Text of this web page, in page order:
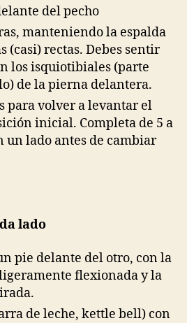
del pecho
manteniendo la espalda
(casi) rectas. Debes sentir
los isquiotibiales (parte
de la pierna delantera.
para volver a levantar el
inicial. Completa de 5 a
un lado antes de cambiar
lado
pie delante del otro, con la
flexionada y la
de leche, kettle bell) con